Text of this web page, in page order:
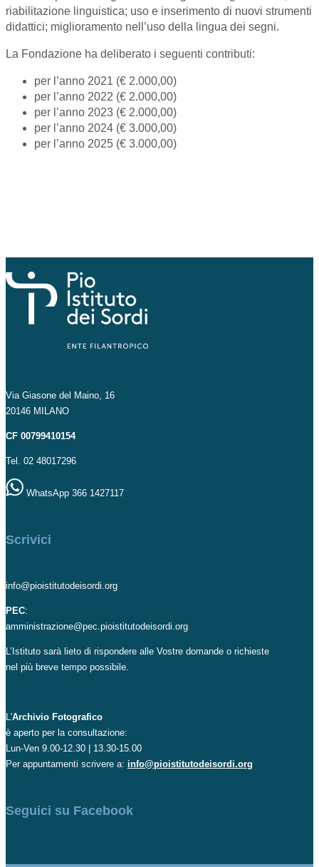
riabilitazione linguistica; uso e inserimento di nuovi strumenti
didattici; miglioramento nell’uso della lingua dei segni.
La Fondazione ha deliberato i seguenti contributi:
per l’anno 2021 (€ 2.000,00)
per l’anno 2022 (€ 2.000,00)
per l’anno 2023 (€ 2.000,00)
per l’anno 2024 (€ 3.000,00)
per l’anno 2025 (€ 3.000,00)
Via Giasone del Maino, 16
20146 MILANO
CF 00799410154
Tel. 02 48017296
WhatsApp 366 1427117
Scrivici
info@pioistitutodeisordi.org
PEC:
amministrazione@pec.pioistitutodeisordi.org
L’Istituto sarà lieto di rispondere alle Vostre domande o richieste
nel più breve tempo possibile.
L'Archivio Fotografico
è aperto per la consultazione:
Lun-Ven 9.00-12.30 | 13.30-15.00
Per appuntamenti scrivere a: info@pioistitutodeisordi.org
Seguici su Facebook